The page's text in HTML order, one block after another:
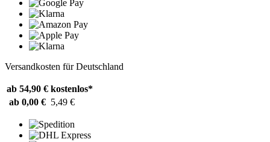
Versandkosten für Deutschland
ab 54,90 € kostenlos*
ab 0,00 € 5,49 €